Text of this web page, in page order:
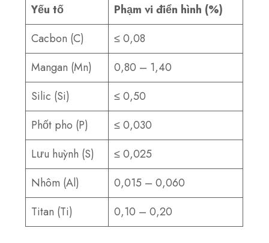
Yếu tố
Phạm vi điển hình (%)
Cacbon (C)
≤ 0,08
Mangan (Mn)
0,80 – 1,40
Silic (Si)
≤ 0,50
Phốt pho (P)
≤ 0,030
Lưu huỳnh (S)
≤ 0,025
Nhôm (Al)
0,015 – 0,060
Titan (Ti)
0,10 – 0,20